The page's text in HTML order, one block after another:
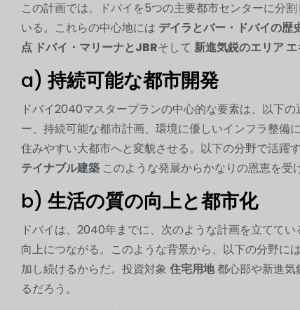
この計画では、ドバイを5つの主要都市センターに分
いる。これらの中心地には デイラとバー・ドバイの歴
点 ドバイ・マリーナとJBRそして 新進気鋭のエリア
a)持続可能な都市開発
ドバイ2040マスタープランの中心的な要素は、以下の
ー、持続可能な都市計画、環境に優しいインフラ整備
住みやすい大都市へと変貌させる。以下の分野で活躍
テイナブル建築 このような発展からかなりの恩恵を受
b) 生活の質の向上と都市化
ドバイは、2040年までに、次のような計画を立ててい
向上につながる。このような背景から、以下の分野に
加し続けるからだ。投資対象 住宅用地都心部や新進気
るだろう。